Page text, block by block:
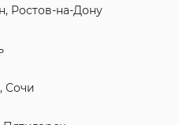
Ростов-на-Дону
Сочи